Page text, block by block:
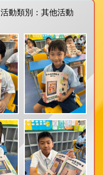
活動類別：其他活動